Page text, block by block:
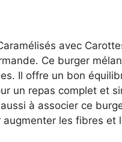
avec
Ce burger
Il offre un bon
un repas complet et
à associer ce
augmenter les fibres et